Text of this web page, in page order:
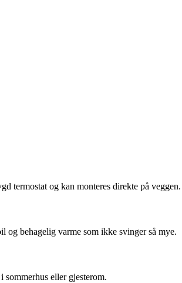
termostat og kan monteres direkte på veggen.
og behagelig varme som ikke svinger så mye.
eller gjesterom.